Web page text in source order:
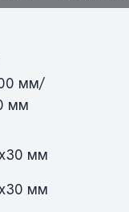
мм/
мм
50х30 мм
50х30 мм
50х30 мм